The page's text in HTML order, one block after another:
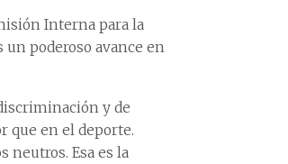
Interna para la
un poderoso avance en
y de
que en el deporte.
neutros. Esa es la